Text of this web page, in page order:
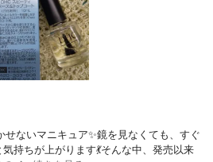
ないマニキュア✨鏡を見なくても、すぐ
持ちが上がります💃そんな中、発売以来